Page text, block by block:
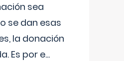
sea
se dan esas
la donación
Es por e...